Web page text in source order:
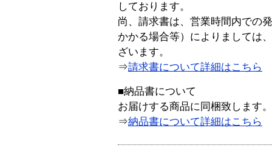
しております。
尚、請求書は、営業時間内での
かかる場合等）によりましては
ざいます。
⇒請求書について詳細はこちら
■納品書について
お届けする商品に同梱致します。
⇒納品書について詳細はこちら